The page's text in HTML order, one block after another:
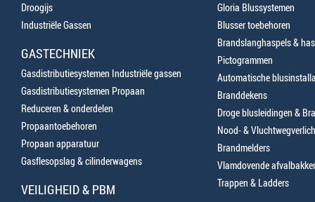
Droogijs
Industriële Gassen
GASTECHNIEK
Gasdistributiesystemen Industriële gassen
Gasdistributiesystemen Propaan
Reduceren & onderdelen
Propaantoebehoren
Propaan apparatuur
Gasflesopslag & cilinderwagens
VEILIGHEID & PBM
Gloria Blussystemen
Blusser toebehoren
Brandslanghaspels &
Pictogrammen
Automatische
Branddekens
Droge blusleidingen &
Nood- &
Brandmelders
Vlamdovende
Trappen & Ladders